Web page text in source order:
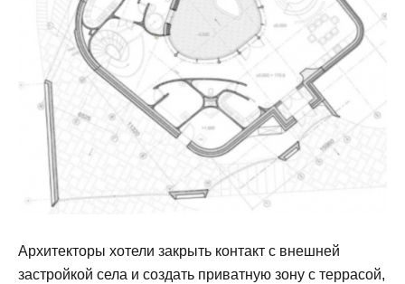
Архитекторы хотели закрыть контакт с внешней
застройкой села и создать приватную зону с террасой,